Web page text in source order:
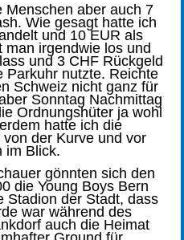
Menschen aber auch 7
Wie gesagt hatte ich
und 10 EUR als
man irgendwie los und
und 3 CHF Rückgeld
Parkuhr nutzte. Reichte
Schweiz nicht ganz für
Sonntag Nachmittag
Ordnungshüter ja wohl
hatte ich die
der Kurve und vor
im Blick.
gönnten sich den
die Young Boys Bern
Stadion der Stadt, dass
war während des
auch die Heimat